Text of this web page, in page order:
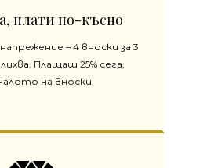
плати по-късно
– 4 вноски за 3
Плащаш 25% сега,
на вноски.